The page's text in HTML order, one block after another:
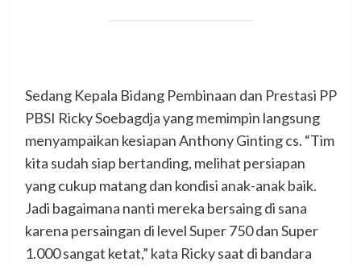
Sedang Kepala Bidang Pembinaan dan Prestasi PP
PBSI Ricky Soebagdja yang memimpin langsung
menyampaikan kesiapan Anthony Ginting cs. “Tim
kita sudah siap bertanding, melihat persiapan
yang cukup matang dan kondisi anak-anak baik.
Jadi bagaimana nanti mereka bersaing di sana
karena persaingan di level Super 750 dan Super
1.000 sangat ketat,” kata Ricky saat di bandara